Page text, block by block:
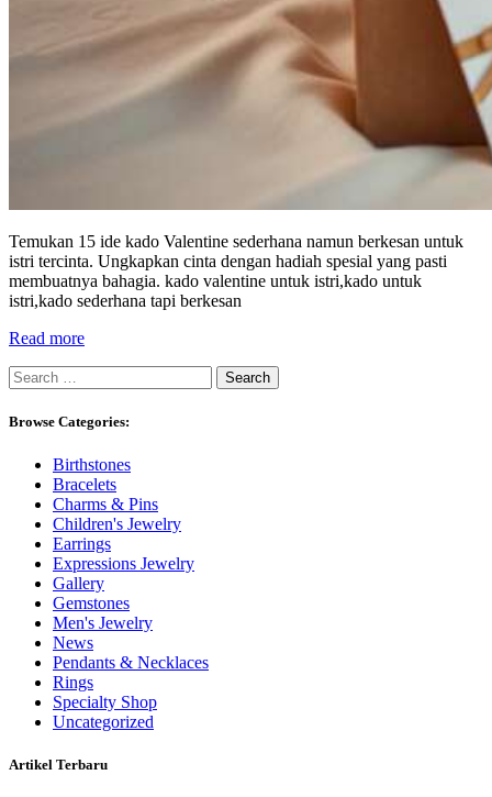
Temukan 15 ide kado Valentine sederhana namun berkesan untuk
istri tercinta. Ungkapkan cinta dengan hadiah spesial yang pasti
membuatnya bahagia. kado valentine untuk istri,kado untuk
istri,kado sederhana tapi berkesan
Read more
Search
for:
Browse Categories:
Birthstones
Bracelets
Charms & Pins
Children's Jewelry
Earrings
Expressions Jewelry
Gallery
Gemstones
Men's Jewelry
News
Pendants & Necklaces
Rings
Specialty Shop
Uncategorized
Artikel Terbaru